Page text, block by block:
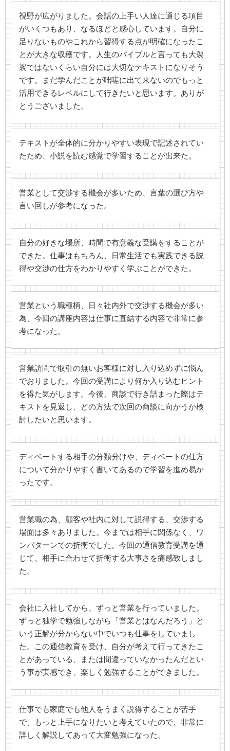
視野が広がりました。会話の上手い人達に通じる項目
がいくつもあり、なるほどと感心しています。自分に
足りないものやこれから習得する点が明確になったこ
とが大きな収穫です。人生のバイブルと言っても大袈
裟ではないくらい自分には大切なテキストになりそう
です。まだ学んだことが咄嗟に出て来ないのでもっと
活用できるレベルにして行きたいと思います。ありが
とうございました。
テキストが全体的に分かりやすい表現で記述されてい
たため、小説を読む感覚で学習することが出来た。
営業として交渉する機会が多いため、言葉の選び方や
言い回しが参考になった。
自分の好きな場所、時間で有意義な受講をすることが
できた。仕事はもちろん、日常生活でも実践できる説
得や交渉の仕方をわかりやすく学ぶことができた。
営業という職種柄、日々社内外で交渉する機会が多い
為、今回の講座内容は仕事に直結する内容で非常に参
考になった。
営業訪問で取引の無いお客様に対し入り込めずに悩ん
でおりました。今回の受講により何か入り込むヒント
を得た気がします。今後、商談で行き詰まった際はテ
キストを見返し、どの方法で次回の商談に向かうか検
討したいと思います。
ディベートする相手の分類分けや、ディベートの仕方
について分かりやすく書いてあるので学習を進め易か
ったです。
営業職の為、顧客や社内に対して説得する、交渉する
場面は多々ありました。今までは相手に関係なく、ワ
ンパターンでの折衝でした。今回の通信教育受講を通
じて、相手に合わせて折衝する大事さを痛感致しまし
た。
会社に入社してから、ずっと営業を行っていました。
ずっと独学で勉強しながら「営業とはなんだろう」と
いう正解が分からない中でいつも仕事をしていまし
た。この通信教育を受け、自分が考えて行ってきたこ
とがあっている、または間違っていなかったんだとい
う事が実感でき、楽しく勉強することができました。
仕事でも家庭でも他人をうまく説得することが苦手
で、もっと上手になりたいと考えていたので、非常に
詳しく解説してあって大変勉強になった。